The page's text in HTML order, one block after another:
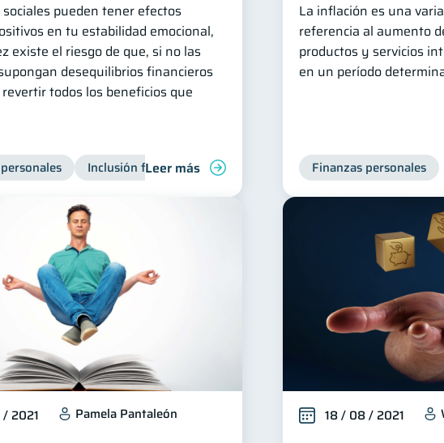
sociales pueden tener efectos
en tu estabilidad emocional,
existe el riesgo de que, si no las
desequilibrios financieros
revertir todos los beneficios que
Inclusión financiera Finanzas para jóvenes Manejo de
Leer más
La inflación es una
referencia al aumento
productos y servicios
en un período
Finanzas personales
2021 Pamela Pantaleón 18 / 08 / 2021